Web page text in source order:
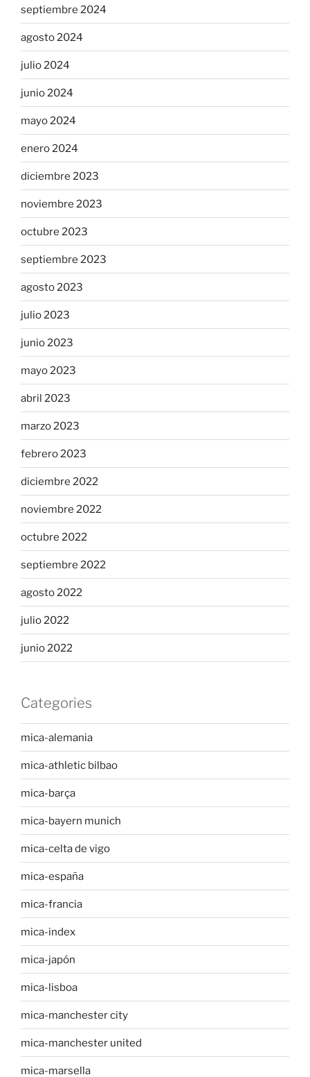
septiembre 2024
agosto 2024
julio 2024
junio 2024
mayo 2024
enero 2024
diciembre 2023
noviembre 2023
octubre 2023
septiembre 2023
agosto 2023
julio 2023
junio 2023
mayo 2023
abril 2023
marzo 2023
febrero 2023
diciembre 2022
noviembre 2022
octubre 2022
septiembre 2022
agosto 2022
julio 2022
junio 2022
Categories
mica-alemania
mica-athletic bilbao
mica-barça
mica-bayern munich
mica-celta de vigo
mica-españa
mica-francia
mica-index
mica-japón
mica-lisboa
mica-manchester city
mica-manchester united
mica-marsella